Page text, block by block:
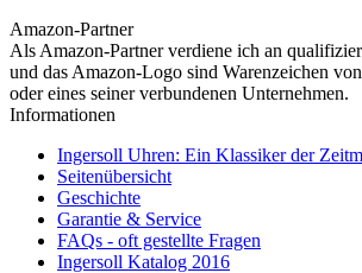
Amazon-Partner
Als Amazon-Partner verdiene ich an
und das Amazon-Logo sind Warenzeichen
oder eines seiner verbundenen Unternehmen.
Informationen
Ingersoll Uhren: Ein Klassiker der
Seitenübersicht
Geschichte
Garantie & Service
FAQs - oft gestellte Fragen
Ingersoll Katalog 2016